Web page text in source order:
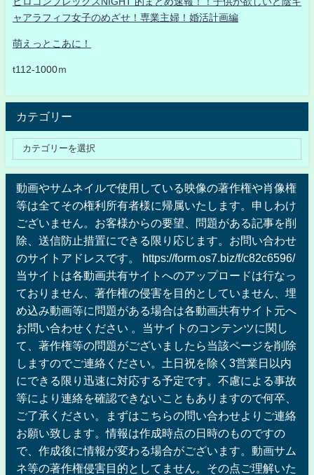
ャアラフィフ女子のめざせ！専業主婦！婚活計画編
萌えっとこあに！
t112-1000ｍ
カテゴリー
動画やサムネイルで使用している映像の著作権や肖像権
等は全てその権利所有者様に帰属いたします。申しわけ
ございません。お客様からの要望、問題がある記事を削
除、送信防止措置にできる限り応じます。お問い合わせ
のサイトアドレスです。 https://form.os7.biz/f/c82c6596/
当サイトは各動画共有サイトへのアップロードは行なっ
ておりません、著作権の侵害を目的としていません、埋
め込み動画等に問題がある場合は各動画共有サイト元へ
お問い合わせください 。当サイトのコンテンツに関し
て、著作権等の問題がございましたら当該ページを削除
しますのでご連絡ください。土日祝を除く3営業日以内
にできる限り迅速に対応する予定です。不慮による事故
等により連絡を確認できないこともありますので何卒、
ご了承ください。まずはこちらの問い合わせよりご連絡
お願い致します。情報は作成時点の日時のものですの
で、作成後に情報が変わる場合がございます。動画サム
ネ等の著作権侵害目的としてません。その点ご理解いた